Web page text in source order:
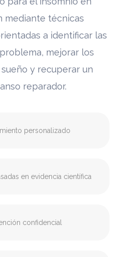
mediante técnicas
a identificar las
mejorar los
y recuperar un
reparador.
personalizado
en evidencia científica
confidencial